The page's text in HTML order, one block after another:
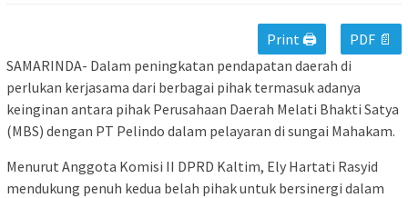
Print 🖨
PDF 📄
SAMARINDA- Dalam peningkatan pendapatan daerah di
perlukan kerjasama dari berbagai pihak termasuk adanya
keinginan antara pihak Perusahaan Daerah Melati Bhakti Satya
(MBS) dengan PT Pelindo dalam pelayaran di sungai Mahakam.
Menurut Anggota Komisi II DPRD Kaltim, Ely Hartati Rasyid
mendukung penuh kedua belah pihak untuk bersinergi dalam